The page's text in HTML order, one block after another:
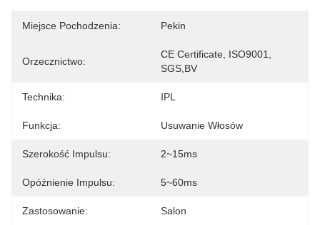
Miejsce Pochodzenia: Pekin
Orzecznictwo:
CE Certificate, ISO9001,
SGS,BV
Technika: IPL
Funkcja: Usuwanie Włosów
Szerokość Impulsu: 2~15ms
Opóźnienie Impulsu: 5~60ms
Zastosowanie: Salon